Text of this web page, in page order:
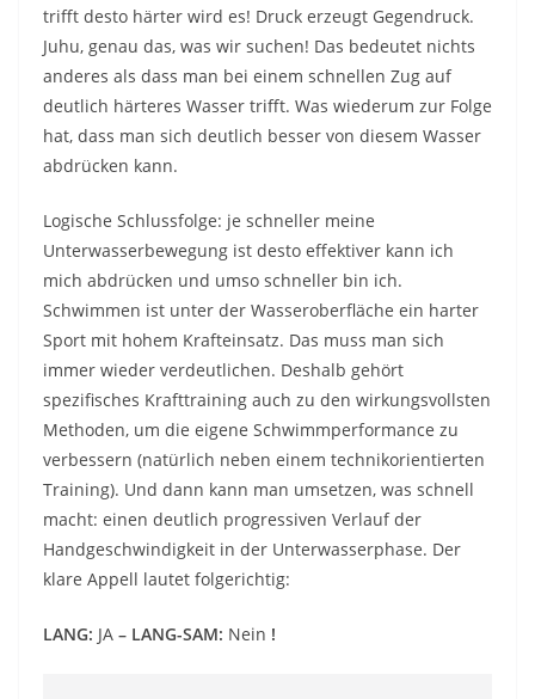
trifft desto härter wird es! Druck erzeugt Gegendruck.
Juhu, genau das, was wir suchen! Das bedeutet nichts
anderes als dass man bei einem schnellen Zug auf
deutlich härteres Wasser trifft. Was wiederum zur Folge
hat, dass man sich deutlich besser von diesem Wasser
abdrücken kann.
Logische Schlussfolge: je schneller meine
Unterwasserbewegung ist desto effektiver kann ich
mich abdrücken und umso schneller bin ich.
Schwimmen ist unter der Wasseroberfläche ein harter
Sport mit hohem Krafteinsatz. Das muss man sich
immer wieder verdeutlichen. Deshalb gehört
spezifisches Krafttraining auch zu den wirkungsvollsten
Methoden, um die eigene Schwimmperformance zu
verbessern (natürlich neben einem technikorientierten
Training). Und dann kann man umsetzen, was schnell
macht: einen deutlich progressiven Verlauf der
Handgeschwindigkeit in der Unterwasserphase. Der
klare Appell lautet folgerichtig:
LANG: JA – LANG-SAM: Nein !